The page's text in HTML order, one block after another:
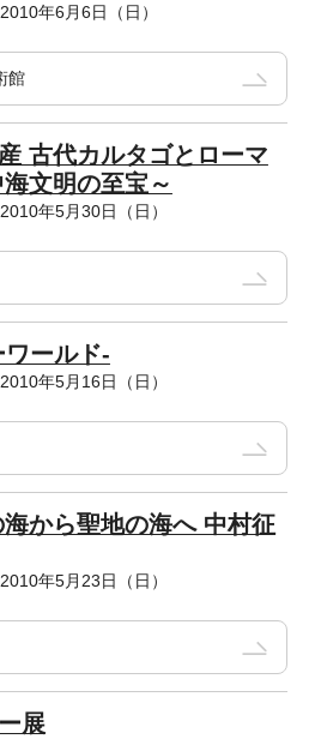
年6月6日（日）
館
古代カルタゴとローマ
文明の至宝～
年5月30日（日）
ールド-
年5月16日（日）
から聖地の海へ 中村征
年5月23日（日）
展